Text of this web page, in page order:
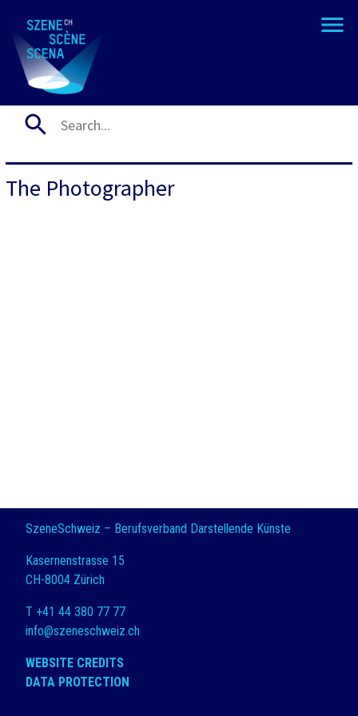
The Photographer
SzeneSchweiz – Berufsverband Darstellende Künste
Kasernenstrasse 15
CH-8004 Zürich
T +41 44 380 77 77
info@szeneschweiz.ch
WEBSITE CREDITS
DATA PROTECTION